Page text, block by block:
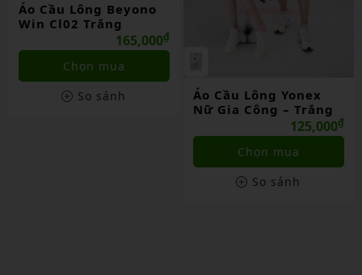
Áo Cầu Lông Beyono
Win Cl02 Trắng
165,000₫
Chọn mua
So sánh
Áo Cầu Lông Yonex
Nữ Gia Công – Trắng
125,000₫
Chọn mua
So sánh